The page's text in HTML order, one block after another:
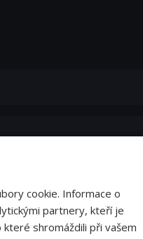
cookie. Informace o
partnery, kteří je
shromáždili při vašem